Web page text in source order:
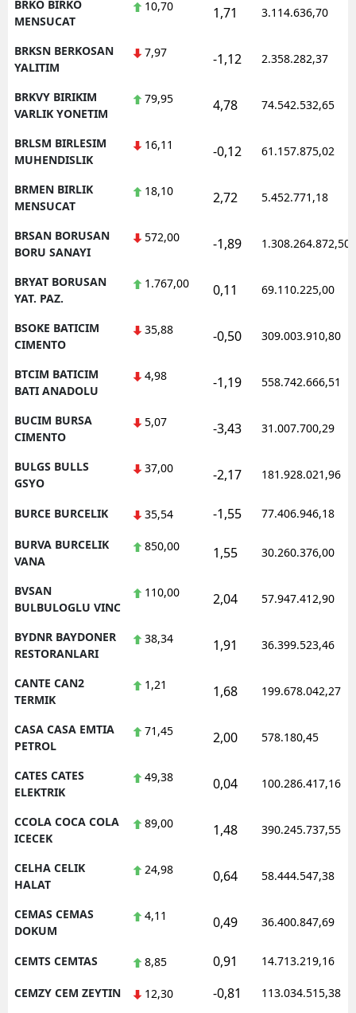
BRKO BIRKO
MENSUCAT
10,70 1,71 3.114.636,70
BRKSN BERKOSAN
YALITIM
7,97 -1,12 2.358.282,37
BRKVY BIRIKIM
VARLIK YONETIM
79,95 4,78 74.542.532,65
BRLSM BIRLESIM
MUHENDISLIK
16,11 -0,12 61.157.875,02
BRMEN BIRLIK
MENSUCAT
18,10 2,72 5.452.771,18
BRSAN BORUSAN
BORU SANAYI
572,00 -1,89 1.308.264.872,50
BRYAT BORUSAN
YAT. PAZ.
1.767,00 0,11 69.110.225,00
BSOKE BATICIM
CIMENTO
35,88 -0,50 309.003.910,80
BTCIM BATICIM
BATI ANADOLU
4,98 -1,19 558.742.666,51
BUCIM BURSA
CIMENTO
5,07 -3,43 31.007.700,29
BULGS BULLS
GSYO
37,00 -2,17 181.928.021,96
BURCE BURCELIK 35,54 -1,55 77.406.946,18
BURVA BURCELIK
VANA
850,00 1,55 30.260.376,00
BVSAN
BULBULOGLU VINC
110,00 2,04 57.947.412,90
BYDNR BAYDONER
RESTORANLARI
38,34 1,91 36.399.523,46
CANTE CAN2
TERMIK
1,21 1,68 199.678.042,27
CASA CASA EMTIA
PETROL
71,45 2,00 578.180,45
CATES CATES
ELEKTRIK
49,38 0,04 100.286.417,16
CCOLA COCA COLA
ICECEK
89,00 1,48 390.245.737,55
CELHA CELIK
HALAT
24,98 0,64 58.444.547,38
CEMAS CEMAS
DOKUM
4,11 0,49 36.400.847,69
CEMTS CEMTAS 8,85 0,91 14.713.219,16
CEMZY CEM ZEYTIN 12,30 -0,81 113.034.515,38